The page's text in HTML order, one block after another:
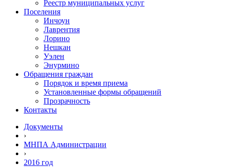
Реестр муниципальных услуг
Поселения
Инчоун
Лаврентия
Лорино
Нешкан
Уэлен
Энурмино
Обращения граждан
Порядок и время приема
Установленные формы обращений
Прозрачность
Контакты
Документы
›
МНПА Администрации
›
2016 год